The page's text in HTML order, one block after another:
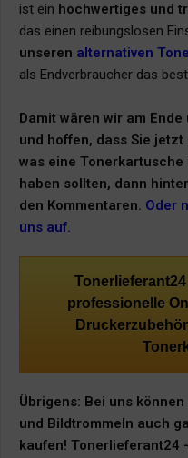
ist ein hochwertiges und
das einen reibungslosen
unseren alternativen
als Endverbraucher das
Damit wären wir am
und hoffen, dass Sie
was eine Tonerkartusche
haben sollten, dann
den Kommentaren. Oder
uns auf.
professionelle
Übrigens: Bei uns können
und Bildtrommeln auch
kaufen! Tonerlieferant24